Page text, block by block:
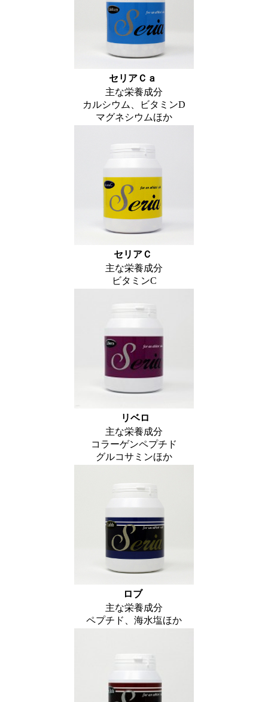
セリアＣａ
主な栄養成分
カルシウム、ビタミンD
マグネシウムほか
セリアＣ
主な栄養成分
ビタミンC
リベロ
主な栄養成分
コラーゲンペプチド
グルコサミンほか
ロブ
主な栄養成分
ペプチド、海水塩ほか